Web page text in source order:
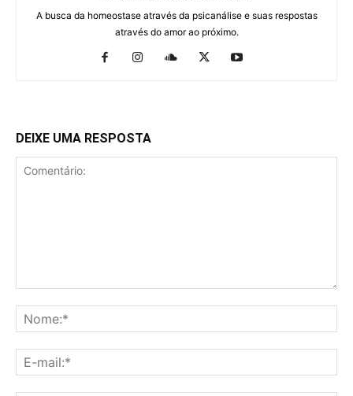
A busca da homeostase através da psicanálise e suas respostas
através do amor ao próximo.
DEIXE UMA RESPOSTA